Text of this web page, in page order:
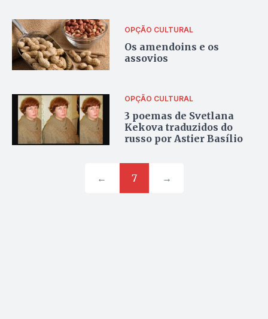
OPÇÃO CULTURAL
Os amendoins e os
assovios
OPÇÃO CULTURAL
3 poemas de Svetlana
Kekova traduzidos do
russo por Astier Basílio
← 7 →